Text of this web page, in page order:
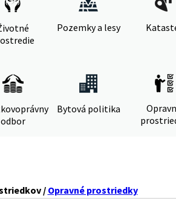
Pozemky a lesy
odbor
Bytová politika
/ Opravné prostriedky